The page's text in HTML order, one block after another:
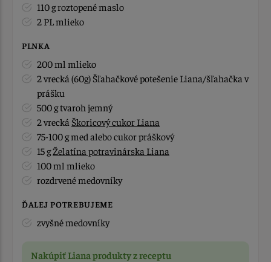
110 g roztopené maslo
2 PL mlieko
PLNKA
200 ml mlieko
2 vrecká (60g) Šľahačkové potešenie Liana/šľahačka v
prášku
500 g tvaroh jemný
2 vrecká Škoricový cukor Liana
75-100 g med alebo cukor práškový
15 gŽelatína potravinárska Liana
100 ml mlieko
rozdrvené medovníky
ĎALEJ POTREBUJEME
zvyšné medovníky
Nakúpiť Liana produkty z receptu